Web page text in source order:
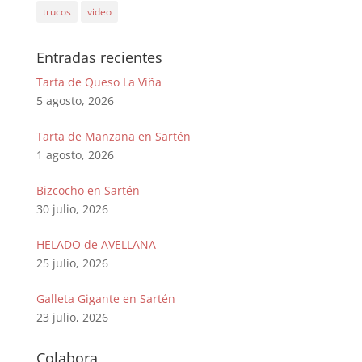
trucos video
Entradas recientes
Tarta de Queso La Viña
5 agosto, 2026
Tarta de Manzana en Sartén
1 agosto, 2026
Bizcocho en Sartén
30 julio, 2026
HELADO de AVELLANA
25 julio, 2026
Galleta Gigante en Sartén
23 julio, 2026
Colabora